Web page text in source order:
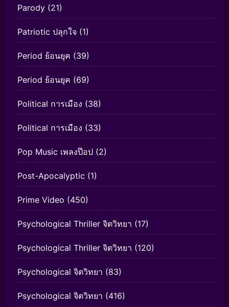
Parody (21)
Patriotic ปลุกใจ (1)
Period ย้อนยุค (39)
Period ย้อนยุค (69)
Political การเมือง (38)
Political การเมือง (33)
Pop Music เพลงป๊อป (2)
Post-Apocalyptic (1)
Prime Video (450)
Psychological Thriller จิตวิทยา (17)
Psychological Thriller จิตวิทยา (120)
Psychological จิตวิทยา (83)
Psychological จิตวิทยา (416)